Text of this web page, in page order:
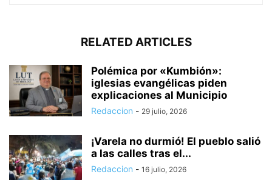
RELATED ARTICLES
Polémica por «Kumbión»:
iglesias evangélicas piden
explicaciones al Municipio
Redaccion - 29 julio, 2026
¡Varela no durmió! El pueblo salió
a las calles tras el...
Redaccion - 16 julio, 2026